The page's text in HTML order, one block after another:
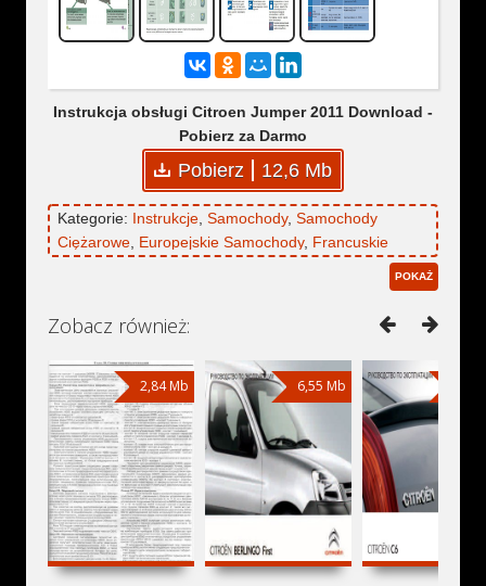
Instrukcja obsługi Citroen Jumper 2011 Download -
Pobierz za Darmo
Pobierz 12,6 Mb
Kategorie: Instrukcje, Samochody, Samochody
Ciężarowe, Europejskie Samochody, Francuskie
Citroen
POKAŻ
Zobacz również:
2,84 Mb 6,55 Mb